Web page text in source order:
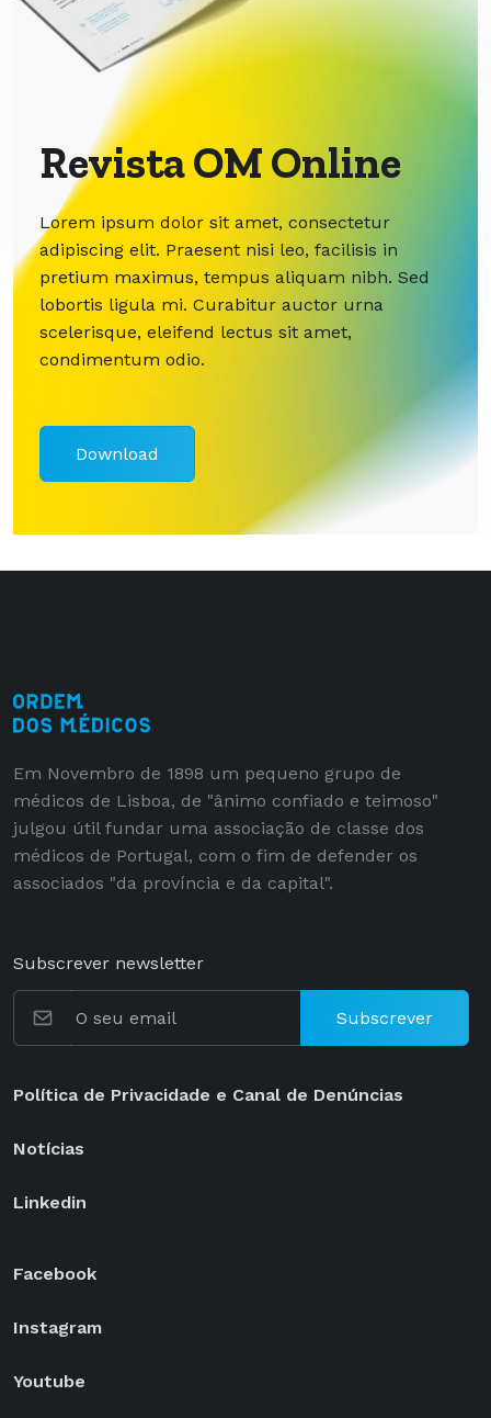
Revista OM Online
Lorem ipsum dolor sit amet, consectetur
adipiscing elit. Praesent nisi leo, facilisis in
pretium maximus, tempus aliquam nibh. Sed
lobortis ligula mi. Curabitur auctor urna
scelerisque, eleifend lectus sit amet,
condimentum odio.
Download
Em Novembro de 1898 um pequeno grupo de
médicos de Lisboa, de "ânimo confiado e teimoso"
julgou útil fundar uma associação de classe dos
médicos de Portugal, com o fim de defender os
associados "da província e da capital".
Subscrever newsletter
Subscrever
Política de Privacidade e Canal de Denúncias
Notícias
Linkedin
Facebook
Instagram
Youtube